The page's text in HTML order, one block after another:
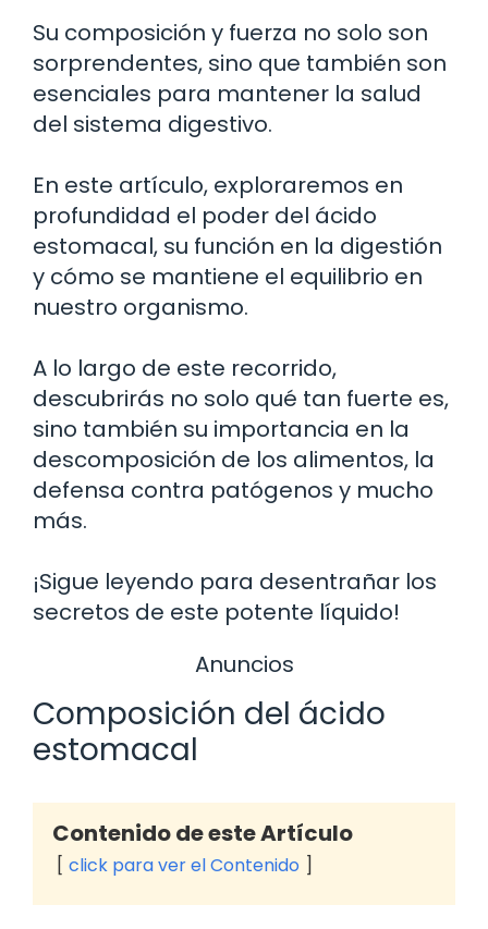
Su composición y fuerza no solo son
sorprendentes, sino que también son
esenciales para mantener la salud
del sistema digestivo.
En este artículo, exploraremos en
profundidad el poder del ácido
estomacal, su función en la digestión
y cómo se mantiene el equilibrio en
nuestro organismo.
A lo largo de este recorrido,
descubrirás no solo qué tan fuerte es,
sino también su importancia en la
descomposición de los alimentos, la
defensa contra patógenos y mucho
más.
¡Sigue leyendo para desentrañar los
secretos de este potente líquido!
Anuncios
Composición del ácido
estomacal
Contenido de este Artículo
click para ver el Contenido